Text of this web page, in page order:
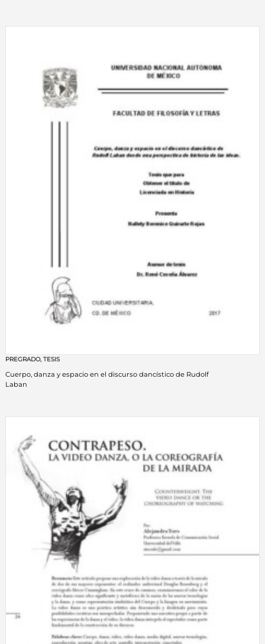
PREGRADO, TESIS
Cuerpo, danza y espacio en el discurso dancístico de Rudolf
Laban